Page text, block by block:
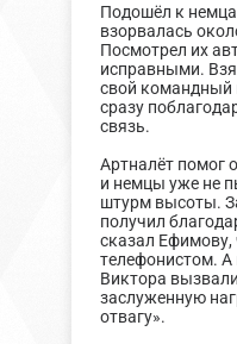
Подошёл к
взорвалась
Посмотрел их
исправными.
свой командный
сразу
связь.
Артналёт помог
и немцы уже не
штурм высоты.
получил
сказал Ефимову,
телефонистом. А
Виктора
заслуженную
отвагу».